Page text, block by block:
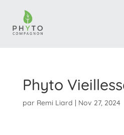
Phyto
par Remi Liard | Nov 27, 2024
Profitez de -10% sur votre